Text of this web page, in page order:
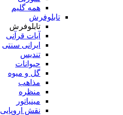
همه گلیم
تابلوفرش
تابلوفرش
آیات قرآنی
ایرانی سنتی
تندیس
حیوانات
گل و میوه
مذاهب
منظره
مینیاتور
نقش اروپایی